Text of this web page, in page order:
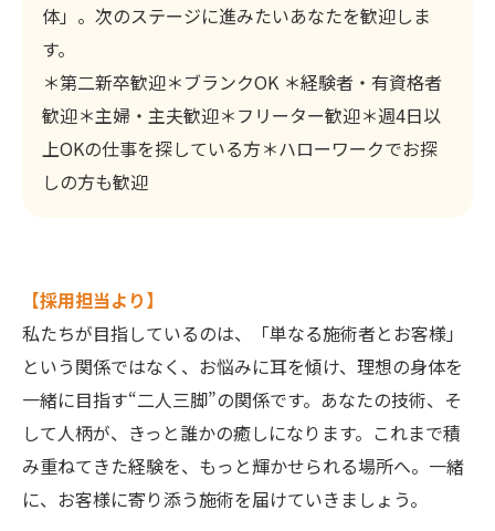
体」。次のステージに進みたいあなたを歓迎しま
す。
＊第二新卒歓迎＊ブランクOK ＊経験者・有資格者
歓迎＊主婦・主夫歓迎＊フリーター歓迎＊週4日以
上OKの仕事を探している方＊ハローワークでお探
しの方も歓迎
【採用担当より】
私たちが目指しているのは、「単なる施術者とお客様」
という関係ではなく、お悩みに耳を傾け、理想の身体を
一緒に目指す“二人三脚”の関係です。あなたの技術、そ
して人柄が、きっと誰かの癒しになります。これまで積
み重ねてきた経験を、もっと輝かせられる場所へ。一緒
に、お客様に寄り添う施術を届けていきましょう。